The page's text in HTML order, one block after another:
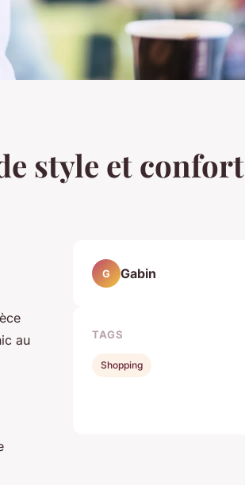
style et confort
au
G Gabin
TAGS
Shopping